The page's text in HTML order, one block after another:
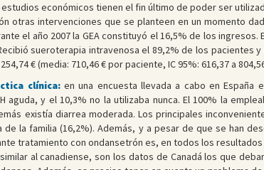
económicos tienen el fin último de poder ser
otras intervenciones que se planteen en un momento
el año 2007 la GEA constituyó el 16,5% de los
sueroterapia intravenosa el 89,2% de los pacientes
€ (media: 710,46 € por paciente, IC 95%: 616,37 a
clínica:en una encuesta llevada a cabo en España
aguda, y el 10,3% no la utilizaba nunca. El 100% la
existía diarrea moderada. Los principales
de la familia (16,2%). Además, y a pesar de que se han
tratamiento con ondansetrón es, en todos los resultados
al canadiense, son los datos de Canadá los que